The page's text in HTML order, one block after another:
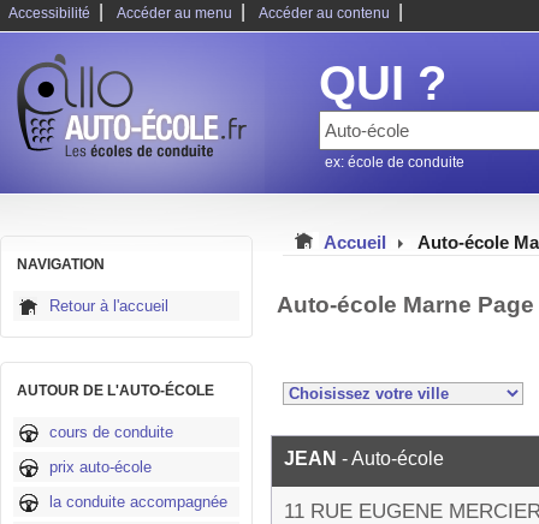
Accessibilité Accéder au menu Accéder au contenu
QUI ?
ex: école de conduite
NAVIGATION
Retour à l'accueil
AUTOUR DE L'AUTO-ÉCOLE
cours de conduite
prix auto-école
la conduite accompagnée
Accueil Auto-école
Auto-école Marne Page
JEAN - Auto-école
11 RUE EUGENE